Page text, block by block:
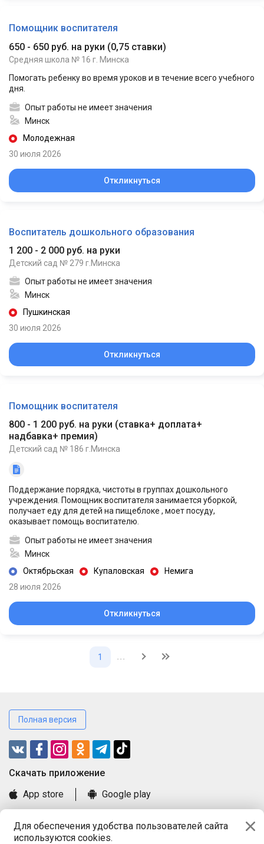
Для обеспечения удобства пользователей сайта
используются cookies.
Помощник воспитателя
650 - 650 руб. на руки (0,75 ставки)
Средняя школа № 16 г. Минска
Помогать ребенку во время уроков и в течение всего учебного
дня.
Опыт работы не имеет значения
Минск
Молодежная
30 июля 2026
Откликнуться
Воспитатель дошкольного образования
1 200 - 2 000 руб. на руки
Детский сад № 279 г.Минска
Опыт работы не имеет значения
Минск
Пушкинская
30 июля 2026
Откликнуться
Помощник воспитателя
800 - 1 200 руб. на руки (ставка+ доплата+
надбавка+ премия)
Детский сад № 186 г.Минска
Поддержание порядка, чистоты в группах дошкольного
учреждения. Помощник воспитателя занимается уборкой,
получает еду для детей на пищеблоке , моет посуду,
оказывает помощь воспитателю.
Опыт работы не имеет значения
Минск
Октябрьская
Купаловская
Немига
28 июля 2026
Откликнуться
1 ...
Полная версия
Cкачать приложение
App store
Google play
Книга замечаний и предложений